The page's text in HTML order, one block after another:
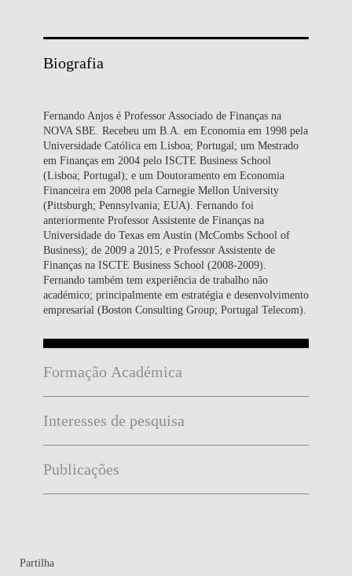
Biografia
Fernando Anjos é Professor Associado de Finanças na
NOVA SBE. Recebeu um B.A. em Economia em 1998 pela
Universidade Católica em Lisboa; Portugal; um Mestrado
em Finanças em 2004 pelo ISCTE Business School
(Lisboa; Portugal); e um Doutoramento em Economia
Financeira em 2008 pela Carnegie Mellon University
(Pittsburgh; Pennsylvania; EUA). Fernando foi
anteriormente Professor Assistente de Finanças na
Universidade do Texas em Austin (McCombs School of
Business); de 2009 a 2015; e Professor Assistente de
Finanças na ISCTE Business School (2008-2009).
Fernando também tem experiência de trabalho não
académico; principalmente em estratégia e desenvolvimento
empresarial (Boston Consulting Group; Portugal Telecom).
Formação Académica
Interesses de pesquisa
Publicações
Partilha